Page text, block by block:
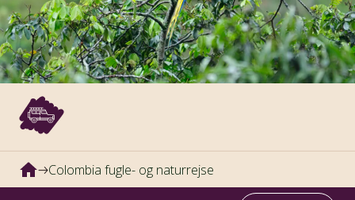
Colombia fugle- og naturrejse